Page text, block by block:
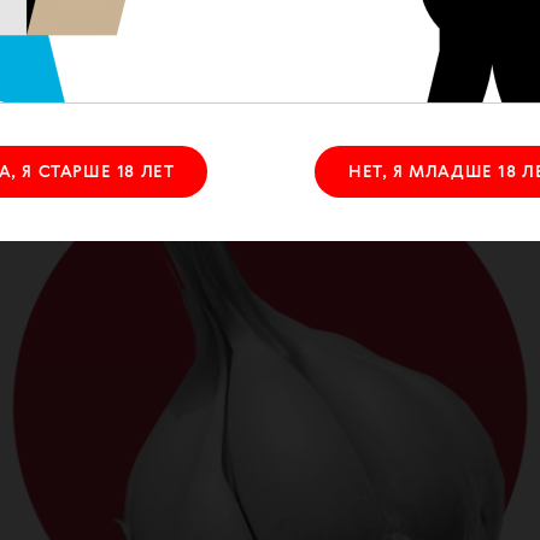
Я СТАРШЕ 18 ЛЕТ НЕТ, Я МЛАДШЕ 18
Да и времени регулярно читать новые
зачастую просто нет.